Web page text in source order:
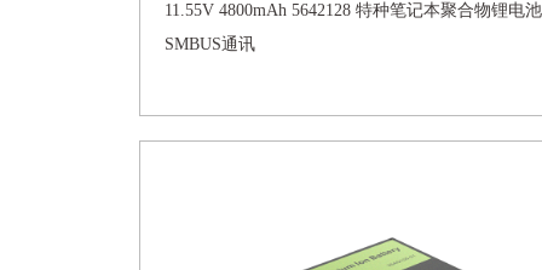
11.55V 4800mAh 5642128 特种笔记本聚合物锂电池
SMBUS通讯